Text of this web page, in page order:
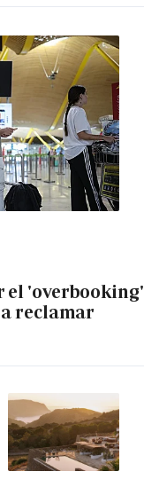
el
reclamar